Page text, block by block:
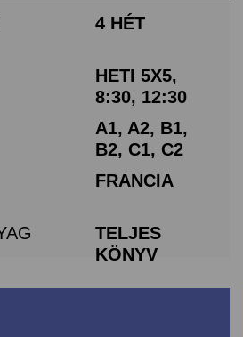
4 HÉT
HETI 5X5,
8:30, 12:30
A1, A2, B1,
B2, C1, C2
FRANCIA
TELJES
KÖNYV